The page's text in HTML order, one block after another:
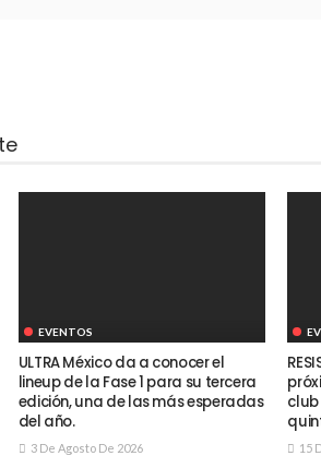
EVENTOS
ULTRA México da a conocer el
lineup de la Fase 1 para su tercera
edición, una de las más esperadas
del año.
3 De Agosto De 2026
club
15